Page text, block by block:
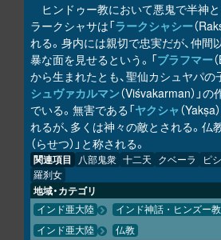
ヒンドゥー教において悪鬼で半神
ラークシャサは「ラークシャシー（
れる。身内には親切で忠実だが、仲間
暴な面を見せるという。「ブラフマー
から生まれたとも、聖仙カシュヤパの
シュヴァカルマン（Viśvakarman）」
でいる。無害である「ヤクシャ（
れるが、多くは神々の敵とされる。仏
（らせつ）」と称される。
関連項目 八部鬼衆 十二天 クベーラ ピ
羅刹女
地域・カテゴリ
インド亜大陸
インド神話・ヒンズー教
インド亜大陸
仏教